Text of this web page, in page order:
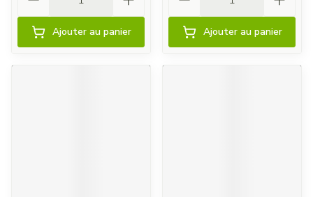
Ajouter au panier Ajouter au panier